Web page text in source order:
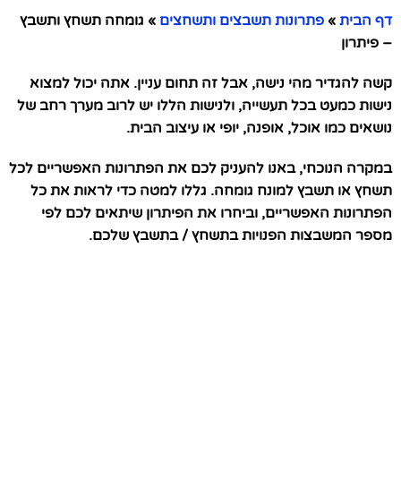
דף הבית » פתרונות תשבצים ותשחצים » גומחה תשחץ ותשבץ
– פיתרון
קשה להגדיר מהי נישה, אבל זה תחום עניין. אתה יכול למצוא
נישות כמעט בכל תעשייה, ולנישות הללו יש לרוב מערך רחב של
נושאים כמו אוכל, אופנה, יופי או עיצוב הבית.
במקרה הנוכחי, באנו להעניק לכם את הפתרונות האפשריים לכל
תשחץ או תשבץ למונח גומחה. גללו למטה כדי לראות את כל
הפתרונות האפשריים, וביחרו את הפיתרון שיתאים לכם לפי
מספר המשבצות הפנויות בתשחץ / בתשבץ שלכם.